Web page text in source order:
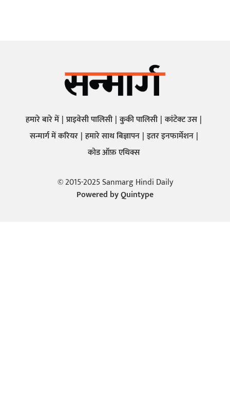
हमारे बारे में प्राइवेसी पालिसी कुकी पालिसी कांटेक्ट उस
सन्मार्ग में करियर हमारे साथ बिज्ञापन इतर इनफार्मेशन
कोड ऑफ़ एथिक्स
© 2015-2025 Sanmarg Hindi Daily
Powered byQuintype